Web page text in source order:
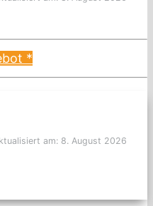
*
am: 8. August 2026